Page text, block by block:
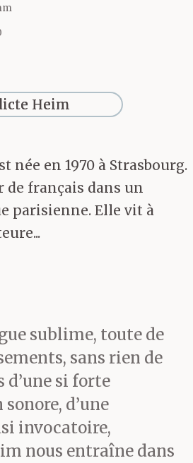
a ce poids
gestes. Il faut
rythme des
noires qui
sa
haut, son
un
amas houleux
Elle
cheveux
moins
le plateau
née en 1970 à Strasbourg.
de français dans un
parisienne. Elle vit à
sublime, toute de
sans rien de
d’une si forte
d’une
invocatoire,
nous entraîne dans